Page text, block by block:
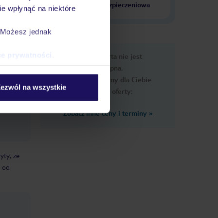
wpłynąć na niektóre
jednak
prywatności
na wszystkie
krajach
ubezpieczeniowa
ze
od
Ups, ta oferta nie jest
dostępna.
Przygotowaliśmy dla Ciebie
podobne oferty:
Zobacz inne ceny i terminy »